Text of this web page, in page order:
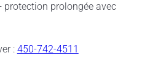
protection prolongée avec
: 450-742-4511